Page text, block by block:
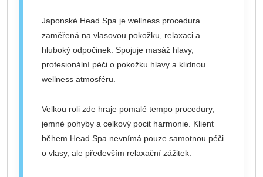
Japonské Head Spa je wellness procedura
zaměřená na vlasovou pokožku, relaxaci a
hluboký odpočinek. Spojuje masáž hlavy,
profesionální péči o pokožku hlavy a klidnou
wellness atmosféru.
Velkou roli zde hraje pomalé tempo procedury,
jemné pohyby a celkový pocit harmonie. Klient
během Head Spa nevnímá pouze samotnou péči
o vlasy, ale především relaxační zážitek.